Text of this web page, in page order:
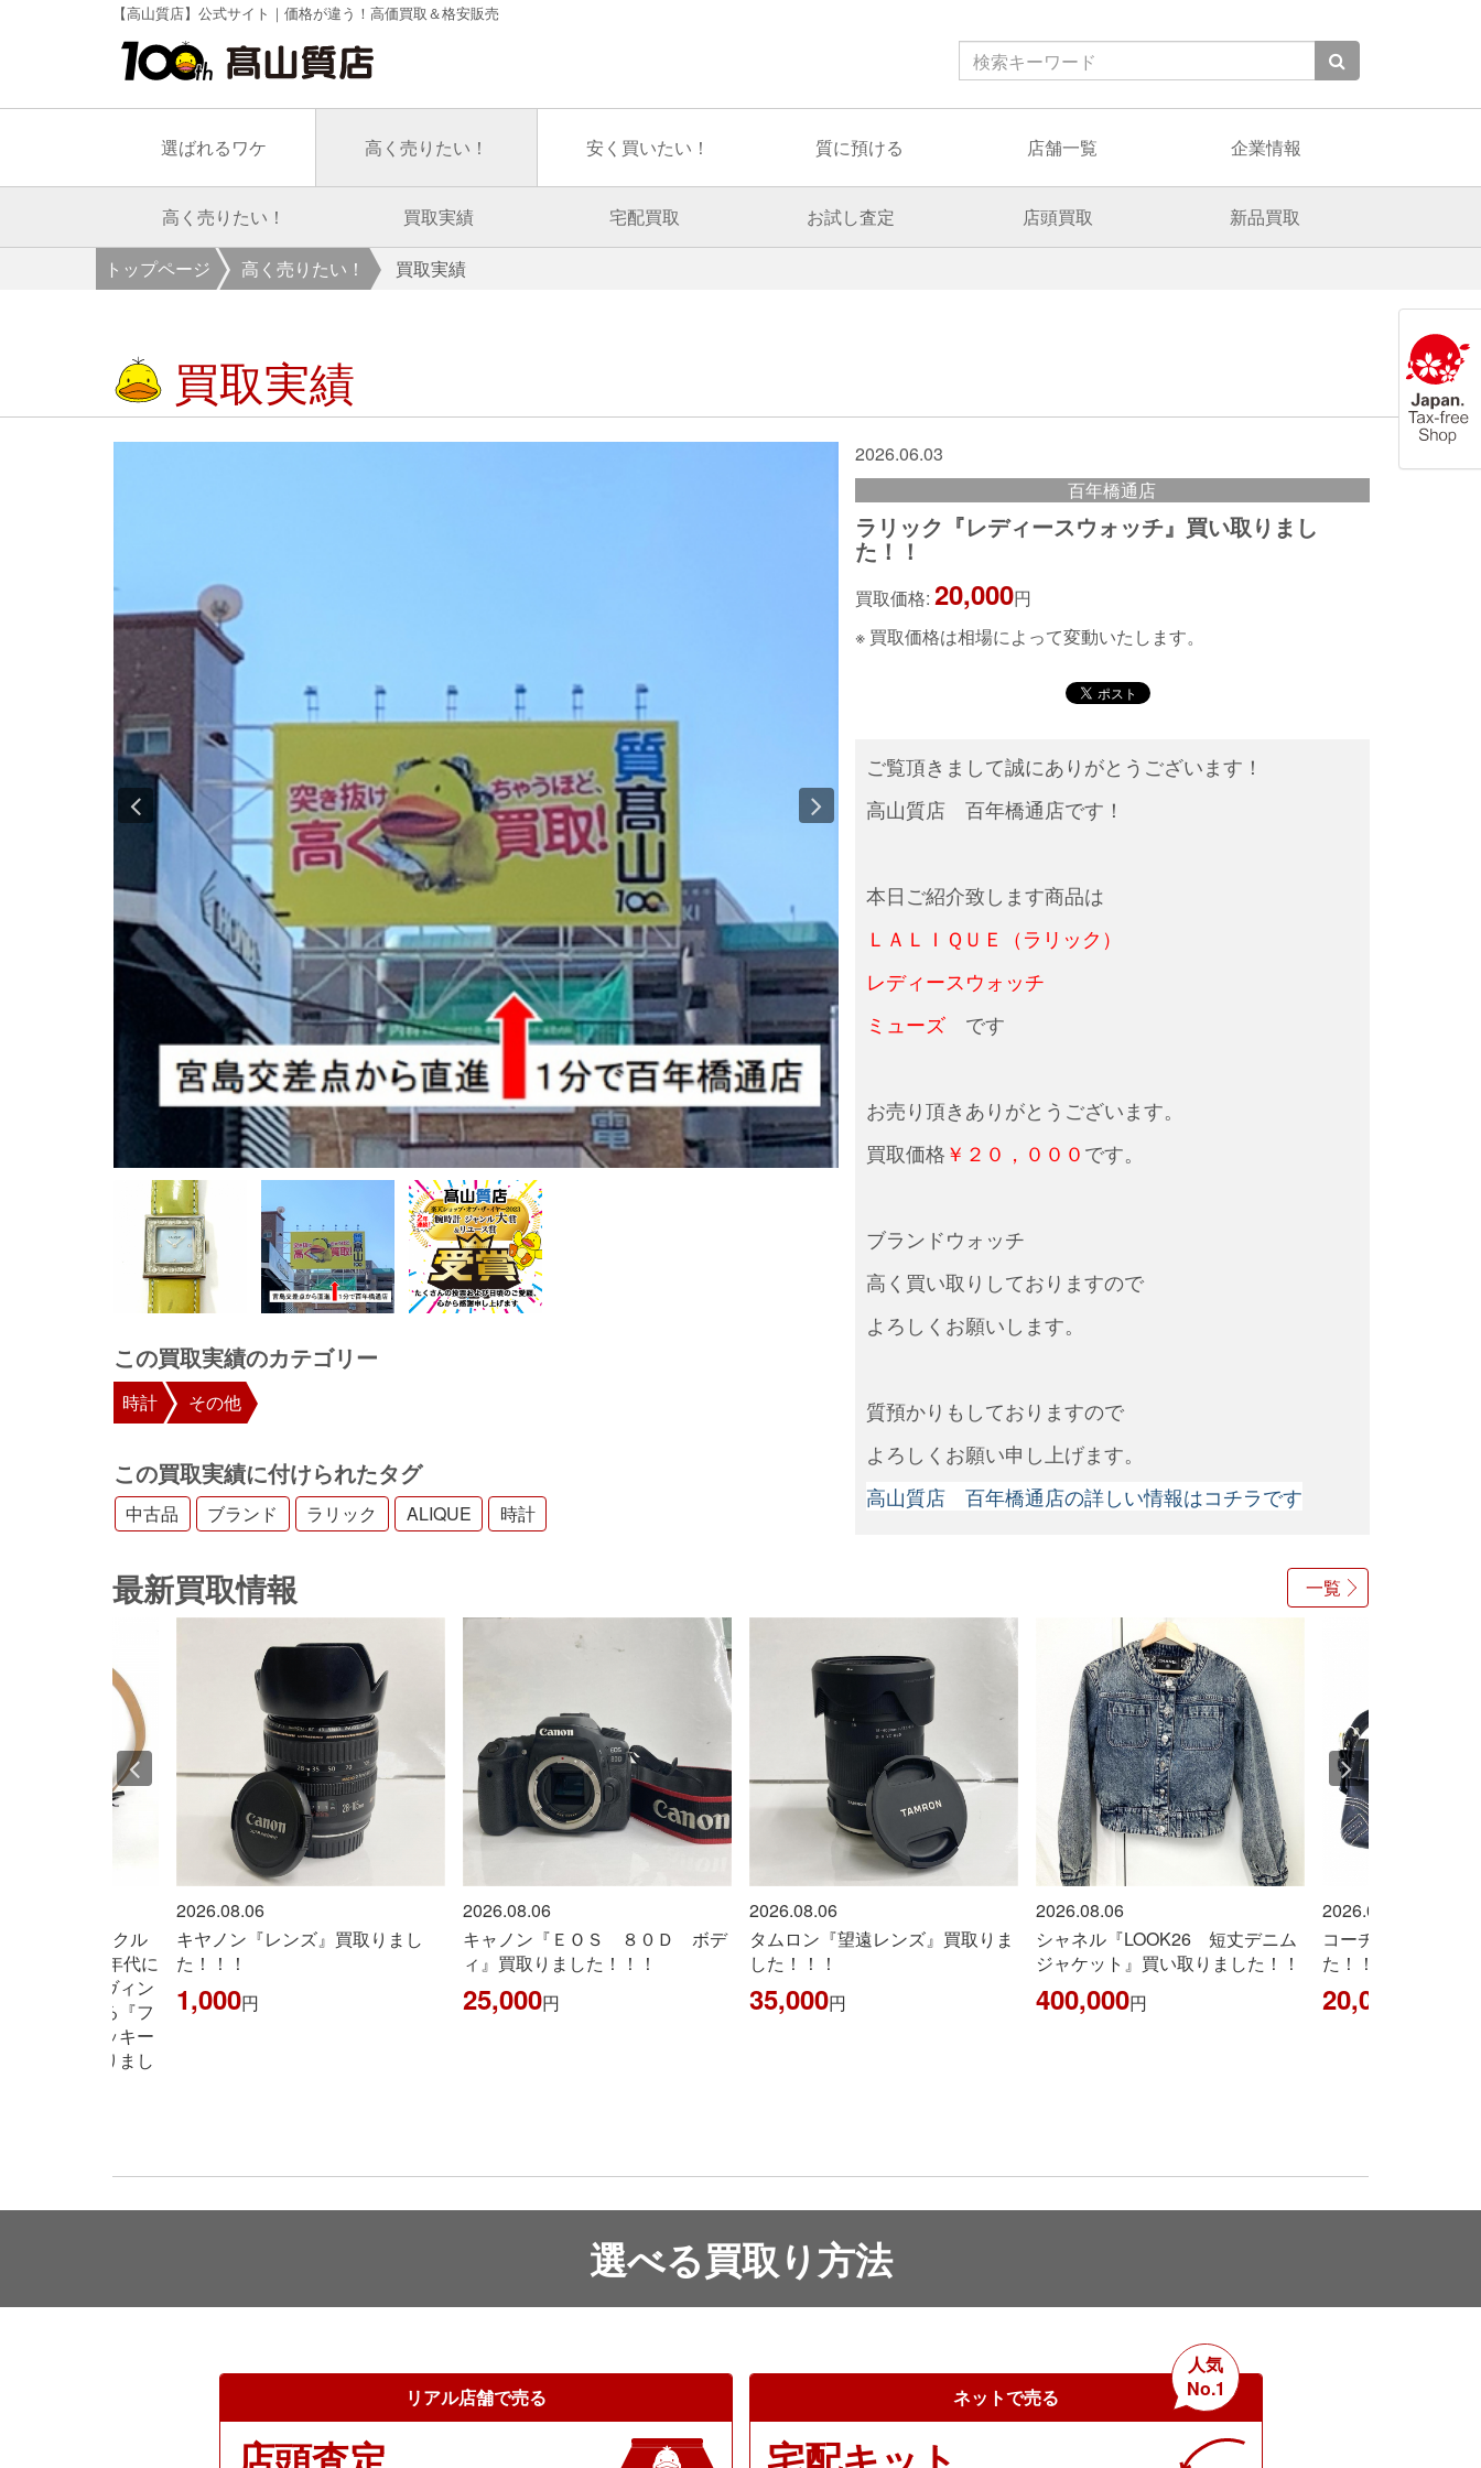
【高山質店】公式サイト｜価格が違う！高価買取＆格安販売
選ばれるワケ 高く売りたい！ 安く買いたい！ 質に預ける 店舗一覧 企業情報
高く売りたい！ 買取実績 宅配買取 お試し査定 店頭買取 新品買取
トップページ 高く売りたい！ 買取実績
買取実績
2026.06.03
百年橋通店
ラリック『レディースウォッチ』買い取りまし
た！！
買取価格:20,000円
※ 買取価格は相場によって変動いたします。
ご覧頂きまして誠にありがとうございます！
高山質店 百年橋通店です！
本日ご紹介致します商品は
ＬＡＬＩＱＵＥ（ラリック）
レディースウォッチ
ミューズ です
お売り頂きありがとうございます。
買取価格￥２０，０００です。
ブランドウォッチ
高く買い取りしておりますので
よろしくお願いします。
質預かりもしておりますので
よろしくお願い申し上げます。
高山質店 百年橋通店の詳しい情報はコチラです
この買取実績のカテゴリー
時計 その他
この買取実績に付けられたタグ
中古品 ブランド ラリック ALIQUE 時計
一覧
最新買取情報
「F」のバックル
代後半〜00年代に
め、現在はヴィン
注目されてる『フ
バケットズッキー
ー』買い取りまし
2026.08.06
キヤノン『レンズ』買取りまし
た！！！
1,000円
2026.08.06
キャノン『ＥＯＳ ８０Ｄ ボデ
ィ』買取りました！！！
25,000円
2026.08.06
タムロン『望遠レンズ』買取りま
した！！！
35,000円
2026.08.06
シャネル『LOOK26 短丈デニム
ジャケット』買い取りました！！
400,000円
2026.08.06
コーチ『バッグ』
た！！
20,000
選べる買取り方法
リアル店舗で売る ネットで売る
人気
No.1